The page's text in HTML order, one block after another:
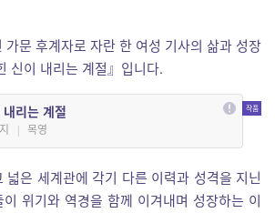
가문 후계자로 자란 한 여성 기사의 삶과 성장
신이 내리는 계절』입니다.
리는 계절
| 목영
넓은 세계관에 각기 다른 이력과 성격을 지닌
위기와 역경을 함께 이겨내며 성장하는 이